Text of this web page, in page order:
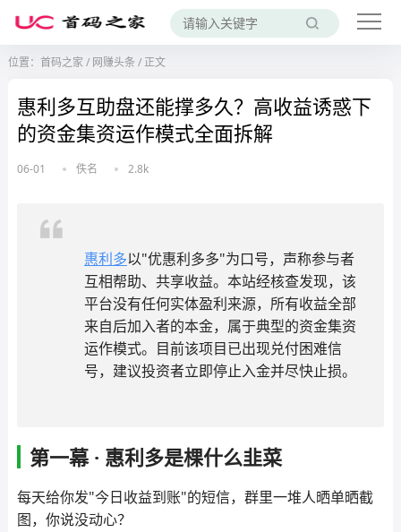
位置： 首码之家 / 网赚头条 /正文
惠利多互助盘还能撑多久？高收益诱惑下
的资金集资运作模式全面拆解
06-01 佚名 2.8k
惠利多以"优惠利多多"为口号，声称参与者
互相帮助、共享收益。本站经核查发现，该
平台没有任何实体盈利来源，所有收益全部
来自后加入者的本金，属于典型的资金集资
运作模式。目前该项目已出现兑付困难信
号，建议投资者立即停止入金并尽快止损。
第一幕 · 惠利多是棵什么韭菜
每天给你发"今日收益到账"的短信，群里一堆人晒单晒截
图，你说没动心？